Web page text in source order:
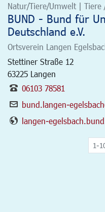
Natur/Tiere/Umwelt |
BUND - Bund für
Deutschland e.V.
Ortsverein Langen
Stettiner Straße 12
63225 Langen
06103 78581
bund.langen-
langen-
1-